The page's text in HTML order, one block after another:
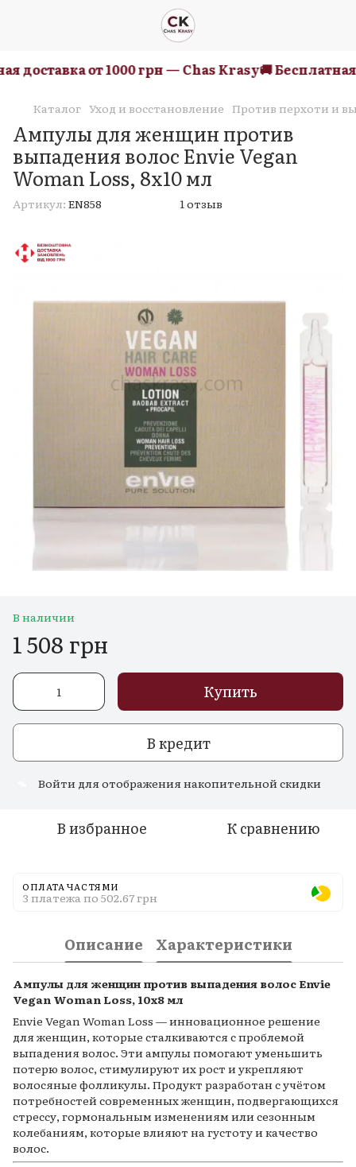
от 1000 грн — Chas Krasy🚚 Бесплатная
Каталог Уход и восстановление Против перхоти и
Ампулы для женщин против
выпадения волос Envie Vegan
Woman Loss, 8x10 мл
Артикул: EN858 1 отзыв
В наличии
1 508 грн
Купить
В кредит
Войти для отображения накопительной скидки
В избранное К сравнению
ОПЛАТА ЧАСТЯМИ
3 платежа по 502.67 грн
Описание Характеристики
Ампулы для женщин против выпадения волос Envie
Vegan Woman Loss, 10x8 мл
Envie Vegan Woman Loss — инновационное решение
для женщин, которые сталкиваются с проблемой
выпадения волос. Эти ампулы помогают уменьшить
потерю волос, стимулируют их рост и укрепляют
волосяные фолликулы. Продукт разработан с учётом
потребностей современных женщин, подвергающихся
стрессу, гормональным изменениям или сезонным
колебаниям, которые влияют на густоту и качество
волос.